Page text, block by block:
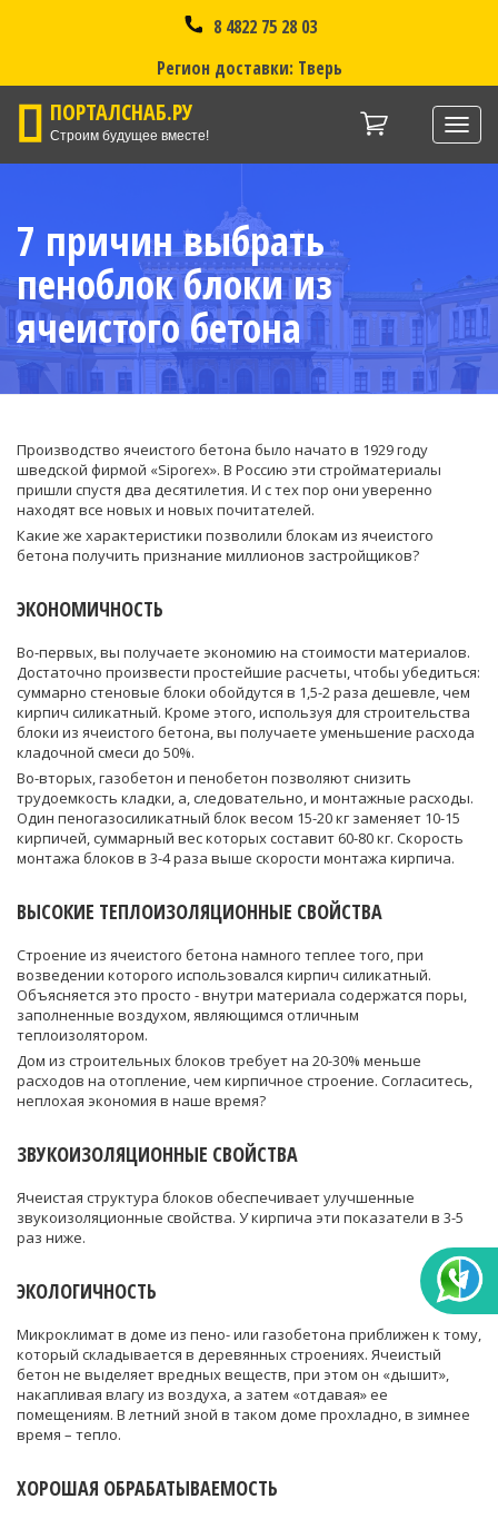
8 4822 75 28 03
Регион доставки: Тверь
ПОРТАЛСНАБ.РУ
Строим будущее вместе!
7 причин выбрать
пеноблок блоки из
ячеистого бетона
Производство ячеистого бетона было начато в 1929 году
шведской фирмой «Siporex». В Россию эти стройматериалы
пришли спустя два десятилетия. И с тех пор они уверенно
находят все новых и новых почитателей.
Какие же характеристики позволили блокам из ячеистого
бетона получить признание миллионов застройщиков?
ЭКОНОМИЧНОСТЬ
Во-первых, вы получаете экономию на стоимости материалов.
Достаточно произвести простейшие расчеты, чтобы убедиться:
суммарно стеновые блоки обойдутся в 1,5-2 раза дешевле, чем
кирпич силикатный. Кроме этого, используя для строительства
блоки из ячеистого бетона, вы получаете уменьшение расхода
кладочной смеси до 50%.
Во-вторых, газобетон и пенобетон позволяют снизить
трудоемкость кладки, а, следовательно, и монтажные расходы.
Один пеногазосиликатный блок весом 15-20 кг заменяет 10-15
кирпичей, суммарный вес которых составит 60-80 кг. Скорость
монтажа блоков в 3-4 раза выше скорости монтажа кирпича.
ВЫСОКИЕ ТЕПЛОИЗОЛЯЦИОННЫЕ СВОЙСТВА
Строение из ячеистого бетона намного теплее того, при
возведении которого использовался кирпич силикатный.
Объясняется это просто - внутри материала содержатся поры,
заполненные воздухом, являющимся отличным
теплоизолятором.
Дом из строительных блоков требует на 20-30% меньше
расходов на отопление, чем кирпичное строение. Согласитесь,
неплохая экономия в наше время?
ЗВУКОИЗОЛЯЦИОННЫЕ СВОЙСТВА
Ячеистая структура блоков обеспечивает улучшенные
звукоизоляционные свойства. У кирпича эти показатели в 3-5
раз ниже.
ЭКОЛОГИЧНОСТЬ
Микроклимат в доме из пено- или газобетона приближен к тому,
который складывается в деревянных строениях. Ячеистый
бетон не выделяет вредных веществ, при этом он «дышит»,
накапливая влагу из воздуха, а затем «отдавая» ее
помещениям. В летний зной в таком доме прохладно, в зимнее
время – тепло.
ХОРОШАЯ ОБРАБАТЫВАЕМОСТЬ